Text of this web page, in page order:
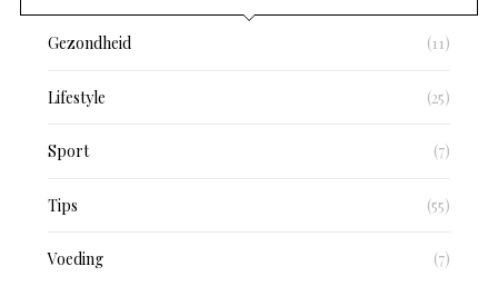
Gezondheid (11)
Lifestyle (25)
Sport (7)
Tips (55)
Voeding (7)